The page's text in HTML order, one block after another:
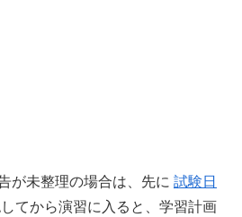
が未整理の場合は、先に 試験日
てから演習に入ると、学習計画